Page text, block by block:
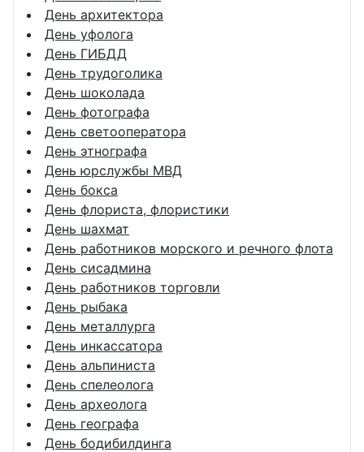
День архитектора
День уфолога
День ГИБДД
День трудоголика
День шоколада
День фотографа
День светооператора
День этнографа
День юрслужбы МВД
День бокса
День флориста, флористики
День шахмат
День работников морского и речного флота
День сисадмина
День работников торговли
День рыбака
День металлурга
День инкассатора
День альпиниста
День спелеолога
День археолога
День географа
День бодибилдинга